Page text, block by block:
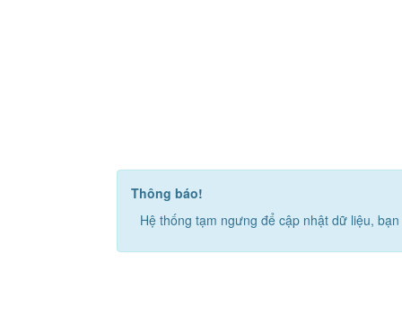
Thông báo!
Hệ thống tạm ngưng để cập nhật dữ liệu,